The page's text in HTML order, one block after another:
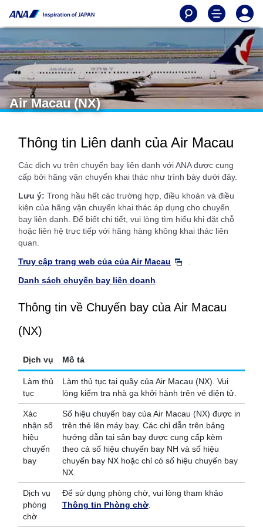
Air Macau (NX)
Thông tin Liên danh của Air Macau
Các dịch vụ trên chuyến bay liên danh với ANA được cung
cấp bởi hãng vận chuyển khai thác như trình bày dưới đây.
Lưu ý: Trong hầu hết các trường hợp, điều khoản và điều
kiện của hãng vận chuyển khai thác áp dụng cho chuyến
bay liên danh. Để biết chi tiết, vui lòng tìm hiểu khi đặt chỗ
hoặc liên hệ trực tiếp với hãng hàng không khai thác liên
quan.
Truy cập trang web của của Air Macau
Danh sách chuyến bay liên doanh
Thông tin về Chuyến bay của Air Macau
(NX)
Dịch vụ Mô tả
Làm thủ
tục
Làm thủ tục tại quầy của Air Macau (NX). Vui
lòng kiểm tra nhà ga khởi hành trên vé điện tử.
Xác
nhận số
hiệu
chuyến
bay
Số hiệu chuyến bay của Air Macau (NX) được in
trên thẻ lên máy bay. Các chỉ dẫn trên bảng
hướng dẫn tại sân bay được cung cấp kèm
theo cả số hiệu chuyến bay NH và số hiệu
chuyến bay NX hoặc chỉ có số hiệu chuyến bay
NX.
Dịch vụ
phòng
chờ
Để sử dụng phòng chờ, vui lòng tham khảo
Thông tin Phòng chờ.